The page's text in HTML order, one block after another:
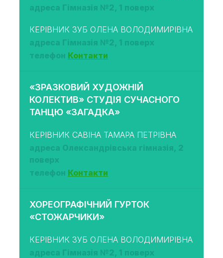
адреса Гімназія №2, 1 поверх
КЕРІВНИК ЗУБ ОЛЕНА ВОЛОДИМИРІВНА
адреса Гімназія №2, 1 поверх
телефон Контакти
«ЗРАЗКОВИЙ ХУДОЖНІЙ
КОЛЕКТИВ» СТУДІЯ СУЧАСНОГО
ТАНЦЮ «ЗАГАДКА»
КЕРІВНИК САВІНА ТАМАРА ПЕТРІВНА
адреса Олександрівська гімназія, 2
поверх
телефон Контакти
ХОРЕОГРАФІЧНИЙ ГУРТОК
«СТОЖАРЧИКИ»
КЕРІВНИК ЗУБ ОЛЕНА ВОЛОДИМИРІВНА
адреса Гімназія №2, 1 поверх